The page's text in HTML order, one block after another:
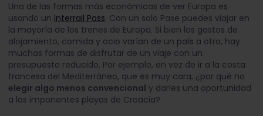
Una de las formas más económicas de ver Europa es
usando un Interrail Pass. Con un solo Pase puedes viajar en
la mayoría de los trenes de Europa. Si bien los gastos de
alojamiento, comida y ocio varían de un país a otro, hay
muchas formas de disfrutar de un viaje con un
presupuesto reducido. Por ejemplo, en vez de ir a la costa
francesa del Mediterráneo, que es muy cara, ¿por qué no
elegir algo menos convencional y darles una oportunidad
a las imponentes playas de Croacia?